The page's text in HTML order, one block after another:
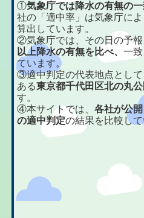
①気象庁では降水の有無の
社の「適中率」は気象庁に
算出しています。
②気象庁では、その日の予
以上降水の有無を比べ、一
ています。
③適中判定の代表地点とし
ある東京都千代田区北の丸
す。
④本サイトでは、各社が公
の適中判定の結果を比較して